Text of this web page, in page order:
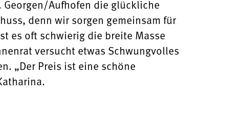
Georgen/Aufhofen die glückliche
denn wir sorgen gemeinsam für
es oft schwierig die breite Masse
versucht etwas Schwungvolles
„Der Preis ist eine schöne